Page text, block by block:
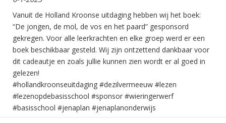
Vanuit de Holland Kroonse uitdaging hebben wij het boek:
“De jongen, de mol, de vos en het paard” gesponsord
gekregen. Voor alle leerkrachten en elke groep werd er een
boek beschikbaar gesteld. Wij zijn ontzettend dankbaar voor
dit cadeautje en zoals jullie kunnen zien wordt er al goed in
gelezen!
#hollandkroonseuitdaging #dezilvermeeuw #lezen
#lezenopdebasisschool #sponsor #wieringerwerf
#basisschool #jenaplan #jenaplanonderwijs